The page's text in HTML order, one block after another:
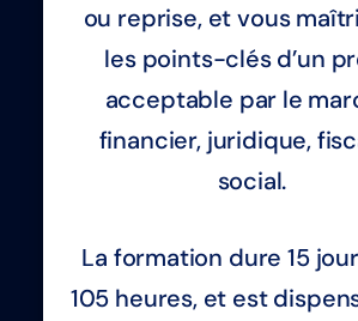
ou reprise, et vous
les points-clés d’un
acceptable par le
financier, juridique,
social.
La formation dure 15
105 heures, et est